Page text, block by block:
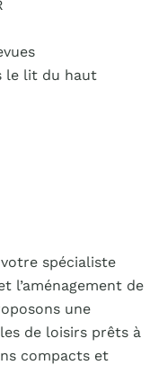
le lit du haut
spécialiste
l’aménagement de
une
de loisirs prêts à
compacts et